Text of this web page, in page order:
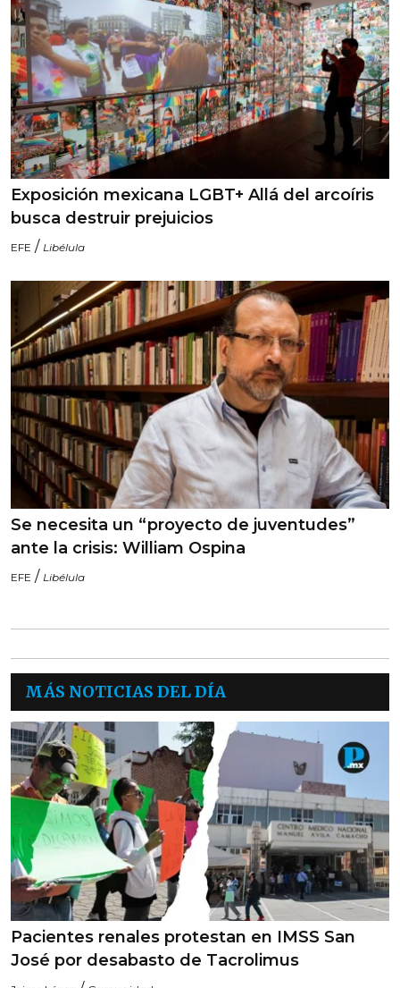
Exposición mexicana LGBT+ Allá del arcoíris
busca destruir prejuicios
EFE / Libélula
Se necesita un “proyecto de juventudes”
ante la crisis: William Ospina
EFE / Libélula
MÁS NOTICIAS DEL DÍA
Pacientes renales protestan en IMSS San
José por desabasto de Tacrolimus